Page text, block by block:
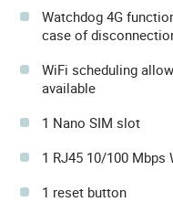
Watchdog 4G
case of
WiFi scheduling
available
1 Nano SIM slot
1 RJ45 10/100
1 reset button